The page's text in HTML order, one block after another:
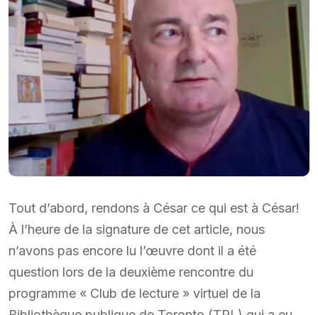
Tout d’abord, rendons à César ce qui est à César!
À l’heure de la signature de cet article, nous
n’avons pas encore lu l’œuvre dont il a été
question lors de la deuxième rencontre du
programme « Club de lecture » virtuel de la